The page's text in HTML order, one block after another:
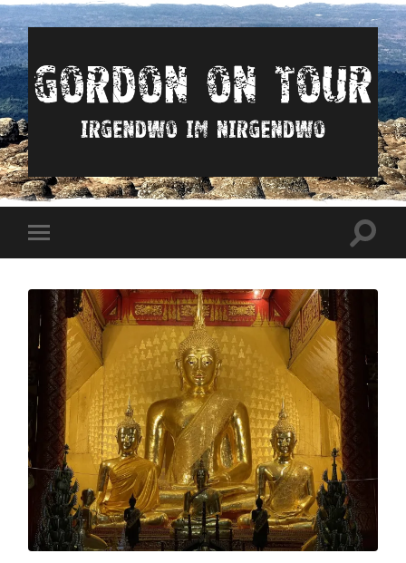
Irgendwo
im
nirgendwo
Mobile-
Menü